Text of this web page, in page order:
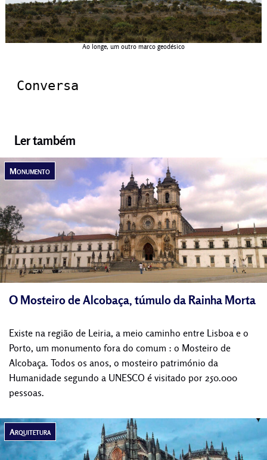
Ao longe, um outro marco geodésico
Conversa
Ler também
O Mosteiro de Alcobaça, túmulo da Rainha Morta
Existe na região de Leiria, a meio caminho entre Lisboa e o
Porto, um monumento fora do comum : o Mosteiro de
Alcobaça. Todos os anos, o mosteiro património da
Humanidade segundo a UNESCO é visitado por 250.000
pessoas.
Monumento
Arquitetura